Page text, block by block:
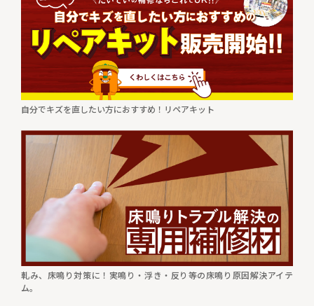
自分でキズを直したい方におすすめ！リペアキット
軋み、床鳴り対策に！実鳴り・浮き・反り等の床鳴り原因解決アイテ
ム。